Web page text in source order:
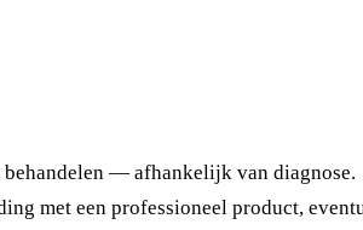
— afhankelijk van diagnose.
met een professioneel product,